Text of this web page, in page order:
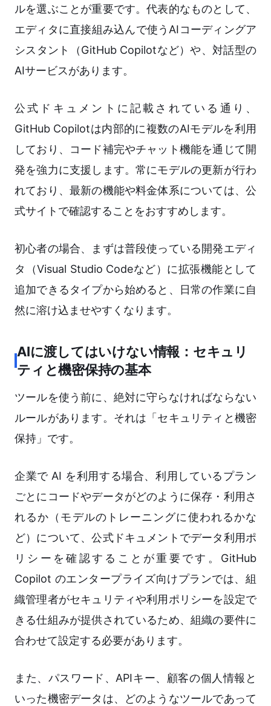
ルを選ぶことが重要です。代表的なものとして、
エディタに直接組み込んで使うAIコーディングア
シスタント（GitHub Copilotなど）や、対話型の
AIサービスがあります。
公式ドキュメントに記載されている通り、
GitHub Copilotは内部的に複数のAIモデルを利用
しており、コード補完やチャット機能を通じて開
発を強力に支援します。常にモデルの更新が行わ
れており、最新の機能や料金体系については、公
式サイトで確認することをおすすめします。
初心者の場合、まずは普段使っている開発エディ
タ（Visual Studio Codeなど）に拡張機能として
追加できるタイプから始めると、日常の作業に自
然に溶け込ませやすくなります。
AIに渡してはいけない情報：セキュリ
ティと機密保持の基本
ツールを使う前に、絶対に守らなければならない
ルールがあります。それは「セキュリティと機密
保持」です。
企業で AI を利用する場合、利用しているプラン
ごとにコードやデータがどのように保存・利用さ
れるか（モデルのトレーニングに使われるかな
ど）について、公式ドキュメントでデータ利用ポ
リシーを確認することが重要です。GitHub
Copilot のエンタープライズ向けプランでは、組
織管理者がセキュリティや利用ポリシーを設定で
きる仕組みが提供されているため、組織の要件に
合わせて設定する必要があります。
また、パスワード、APIキー、顧客の個人情報と
いった機密データは、どのようなツールであって